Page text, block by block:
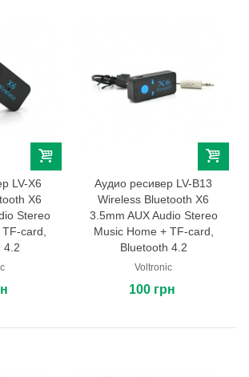
LV-X6
X6
Stereo
card,
4.2
Аудио ресивер LV-B13
Wireless Bluetooth X6
3.5mm AUX Audio Stereo
Music Home + TF-card,
Bluetooth 4.2
Voltronic
100 грн